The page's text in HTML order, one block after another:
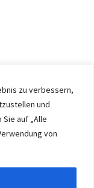
zu verbessern,
und
auf „Alle
von
of the ERUON